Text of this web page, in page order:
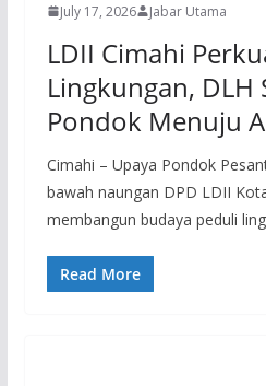
July 17, 2026 Jabar Utama
LDII Cimahi
Lingkungan, DLH
Pondok Menuju
Cimahi – Upaya Pondok
bawah naungan DPD LDII
membangun budaya peduli
Read More